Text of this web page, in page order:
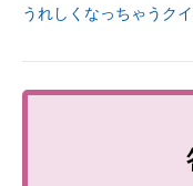
うれしくなっちゃうク